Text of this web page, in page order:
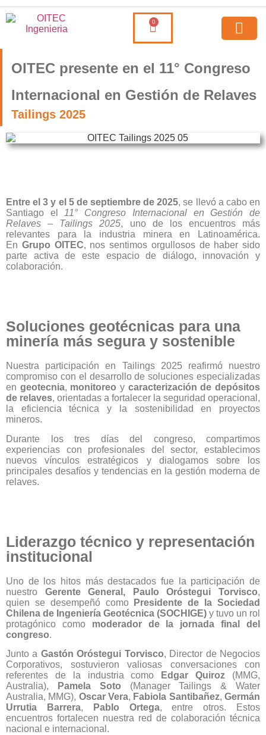
0
OITEC presente en el 11° Congreso
Internacional en Gestión de Relaves
Tailings 2025
Entre el 3 y el 5 de septiembre de 2025, se llevó a cabo en
Santiago el 11° Congreso Internacional en Gestión de
Relaves – Tailings 2025, uno de los encuentros más
relevantes para la industria minera en Latinoamérica.
En Grupo OITEC, nos sentimos orgullosos de haber sido
parte activa de este espacio de diálogo, innovación y
colaboración.
Soluciones geotécnicas para una
minería más segura y sostenible
Nuestra participación en Tailings 2025 reafirmó nuestro
compromiso con el desarrollo de soluciones especializadas
en geotecnia, monitoreo y caracterización de depósitos
de relaves, orientadas a fortalecer la seguridad operacional,
la eficiencia técnica y la sostenibilidad en proyectos
mineros.
Durante los tres días del congreso, compartimos
experiencias con profesionales del sector, establecimos
nuevos vínculos estratégicos y dialogamos sobre los
principales desafíos y tendencias en la gestión moderna de
relaves.
Liderazgo técnico y representación
institucional
Uno de los hitos más destacados fue la participación de
nuestro Gerente General, Paulo Oróstegui Torvisco,
quien se desempeñó como
Presidente de la Sociedad
Chilena de Ingeniería Geotécnica (SOCHIGE) y tuvo un rol
protagónico como moderador de la jornada final del
congreso.
Junto a Gastón Oróstegui Torvisco, Director de Negocios
Corporativos, sostuvieron valiosas conversaciones con
referentes de la industria como
Edgar Quiroz (MMG,
Australia),
Pamela Soto (Manager Tailings & Water
Australia, MMG), Oscar Vera, Fabiola Santibañez,Germán
Urrutia Barrera, Pablo Ortega, entre otros. Estos
encuentros fortalecen nuestra red de colaboración técnica
nacional e internacional.